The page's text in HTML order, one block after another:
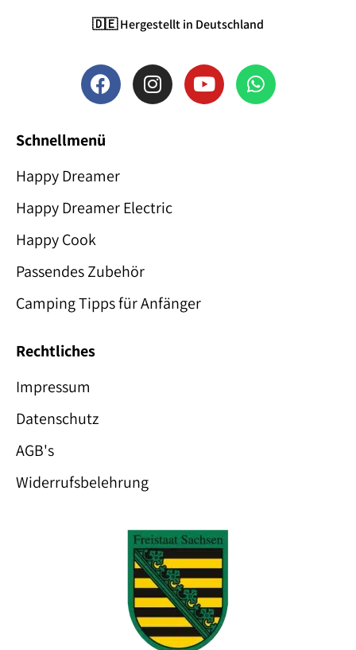
🇩🇪 Hergestellt in Deutschland
Schnellmenü
Happy Dreamer
Happy Dreamer Electric
Happy Cook
Passendes Zubehör
Camping Tipps für Anfänger
Rechtliches
Impressum
Datenschutz
AGB's
Widerrufsbelehrung